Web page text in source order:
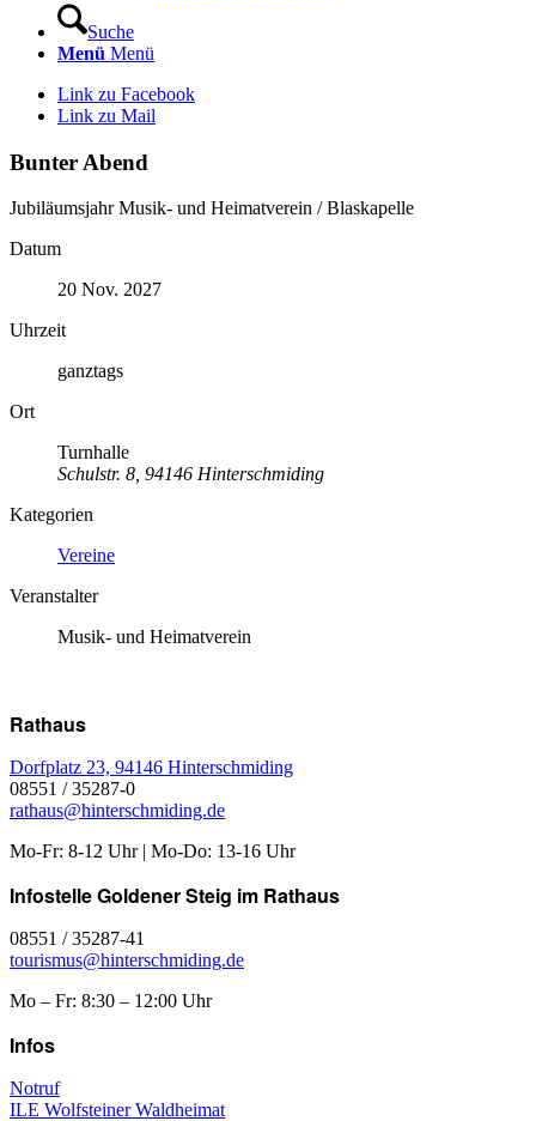
Suche
Menü Menü
Link zu Facebook
Link zu Mail
Bunter Abend
Jubiläumsjahr Musik- und Heimatverein / Blaskapelle
Datum
20 Nov. 2027
Uhrzeit
ganztags
Ort
Turnhalle
Schulstr. 8, 94146 Hinterschmiding
Kategorien
Vereine
Veranstalter
Musik- und Heimatverein
Rathaus
Dorfplatz 23, 94146 Hinterschmiding
08551 / 35287-0
rathaus@hinterschmiding.de
Mo-Fr: 8-12 Uhr | Mo-Do: 13-16 Uhr
Infostelle Goldener Steig im Rathaus
08551 / 35287-41
tourismus@hinterschmiding.de
Mo – Fr: 8:30 – 12:00 Uhr
Infos
Notruf
ILE Wolfsteiner Waldheimat